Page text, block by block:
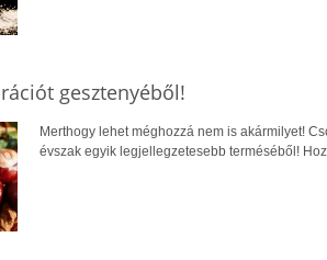
gesztenyéből!
Merthogy lehet méghozzá nem is akármilyet!
évszak egyik legjellegzetesebb terméséből!